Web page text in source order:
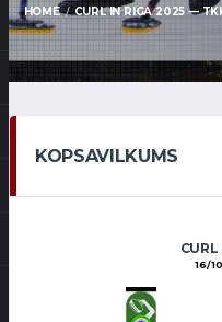
HOME CURL IN RIGA 2025 —
KOPSAVILKUMS
16/